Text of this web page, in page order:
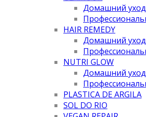
Домашний уход
HAIR REMEDY
Домашний уход
NUTRI GLOW
Домашний уход
PLASTICA DE ARGILA
SOL DO RIO